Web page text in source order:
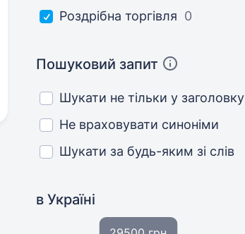
Роздрібна торгівля 0
Пошуковий запит
Шукати не тільки у заголовку
Не враховувати синоніми
Шукати за будь-яким зі слів
в Україні